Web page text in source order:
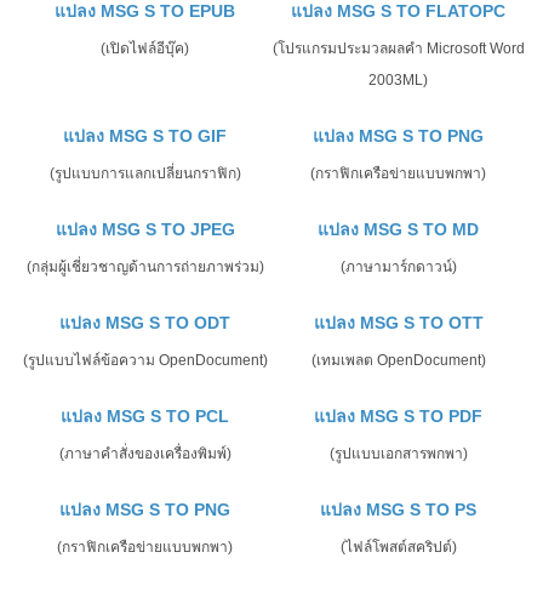
แปลง MSG S TO EPUB
(เปิดไฟล์อีบุ๊ค)
แปลง MSG S TO FLATOPC
(โปรแกรมประมวลผลคำ Microsoft Word
2003ML)
แปลง MSG S TO GIF
(รูปแบบการแลกเปลี่ยนกราฟิก)
แปลง MSG S TO PNG
(กราฟิกเครือข่ายแบบพกพา)
แปลง MSG S TO JPEG
(กลุ่มผู้เชี่ยวชาญด้านการถ่ายภาพร่วม)
แปลง MSG S TO MD
(ภาษามาร์กดาวน์)
แปลง MSG S TO ODT
(รูปแบบไฟล์ข้อความ OpenDocument)
แปลง MSG S TO OTT
(เทมเพลต OpenDocument)
แปลง MSG S TO PCL
(ภาษาคำสั่งของเครื่องพิมพ์)
แปลง MSG S TO PDF
(รูปแบบเอกสารพกพา)
แปลง MSG S TO PNG
(กราฟิกเครือข่ายแบบพกพา)
แปลง MSG S TO PS
(ไฟล์โพสต์สคริปต์)